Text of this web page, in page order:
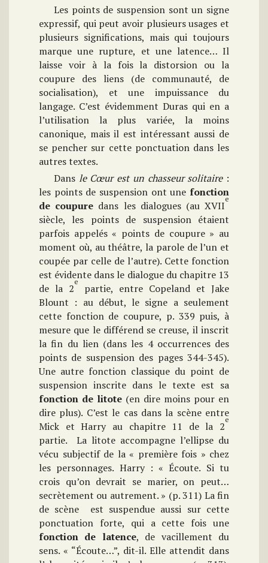
Les points de suspension sont un signe
expressif, qui peut avoir plusieurs usages et
plusieurs significations, mais qui toujours
marque une rupture, et une latence… Il
laisse voir à la fois la distorsion ou la
coupure des liens (de communauté, de
socialisation), et une impuissance du
langage. C’est évidemment Duras qui en a
l’utilisation la plus variée, la moins
canonique, mais il est intéressant aussi de
se pencher sur cette ponctuation dans les
autres textes.
Dans le Cœur est un chasseur solitaire:
les points de suspension ont une fonction
de coupure dans les dialogues (au XVIIe
siècle, les points de suspension étaient
parfois appelés « points de coupure » au
moment où, au théâtre, la parole de l’un et
coupée par celle de l’autre). Cette fonction
est évidente dans le dialogue du chapitre 13
de la 2e
partie, entre Copeland et Jake
Blount : au début, le signe a seulement
cette fonction de coupure, p. 339 puis, à
mesure que le différend se creuse, il inscrit
la fin du lien (dans les 4 occurrences des
points de suspension des pages 344-345).
Une autre fonction classique du point de
suspension inscrite dans le texte est sa
fonction de litote (en dire moins pour en
dire plus). C’est le cas dans la scène entre
Mick et Harry au chapitre 11 de la 2e
partie. La litote accompagne l’ellipse du
vécu subjectif de la « première fois » chez
les personnages. Harry : « Écoute. Si tu
crois qu’on devrait se marier, on peut…
secrètement ou autrement. » (p. 311) La fin
de scène est suspendue aussi sur cette
ponctuation forte, qui a cette fois une
fonction de latence, de vacillement du
sens. « “Écoute…”, dit-il. Elle attendit dans